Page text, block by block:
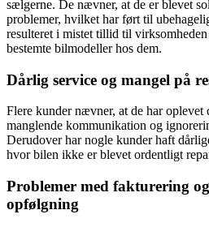
sælgerne. De nævner, at de er blevet
problemer, hvilket har ført til
resulteret i mistet tillid til
bestemte bilmodeller hos dem.
Dårlig service og mangel på
Flere kunder nævner, at de har oplevet
manglende kommunikation og
Derudover har nogle kunder haft
hvor bilen ikke er blevet ordentligt
Problemer med fakturering
opfølgning